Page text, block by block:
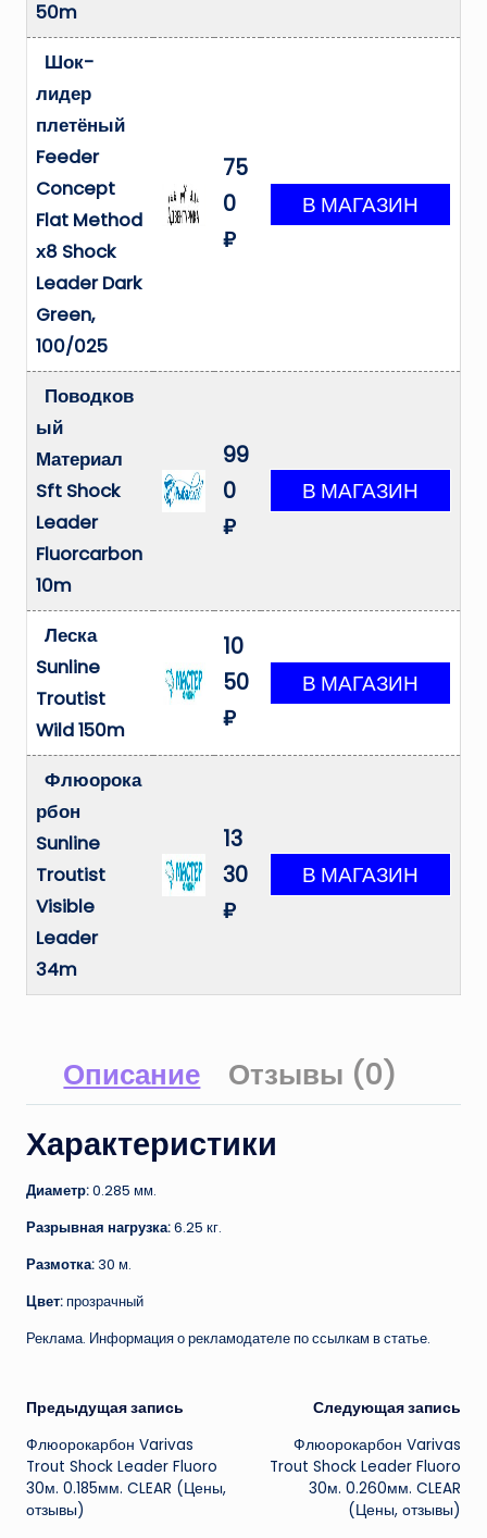
50m
Шок-
лидер
плетёный
Feeder
Concept
Flat Method
х8 Shock
Leader Dark
Green,
100/025
75
0
₽
Поводков
ый
Материал
Sft Shock
Leader
Fluorcarbon
10m
99
0
₽
Леска
Sunline
Troutist
Wild 150m
10
50
₽
Флюорока
рбон
Sunline
Troutist
Visible
Leader
34m
13
30
₽
Описание Отзывы (0)
Характеристики
Диаметр:0.285 мм.
Разрывная нагрузка:6.25 кг.
Размотка: 30 м.
Цвет:прозрачный
Реклама. Информация о рекламодателе по ссылкам в статье.
Навигация
записи
Предыдущая запись
Флюорокарбон Varivas
Trout Shock Leader Fluoro
30м. 0.185мм. CLEAR (Цены,
отзывы)
Следующая запись
Флюорокарбон Varivas
Trout Shock Leader Fluoro
30м. 0.260мм. CLEAR
(Цены, отзывы)